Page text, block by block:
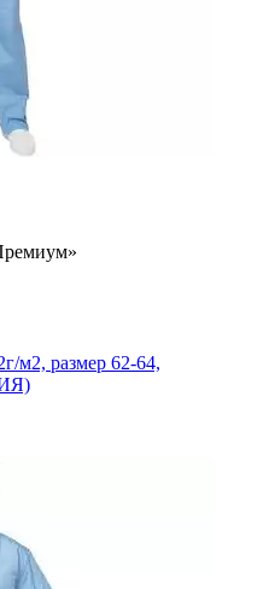
м2, размер 62-64,